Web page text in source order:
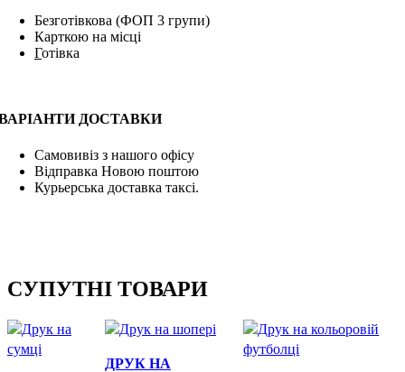
Безготівкова (ФОП 3 групи)
Карткою на місці
Готівка
ДОСТАВКИ
Самовивіз з нашого офісу
Відправка Новою поштою
Курьерська доставка таксі.
СУПУТНІ ТОВАРИ
ДРУК НА